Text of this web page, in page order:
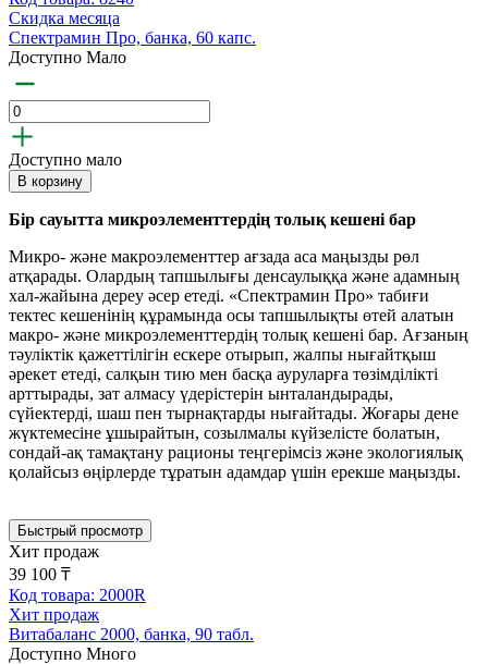
Скидка месяца
Спектрамин Про, банка, 60 капс.
Доступно Мало
Доступно мало
В корзину
Бір сауытта микроэлементтердің толық кешені бар
Микро- және макроэлементтер ағзада аса маңызды рөл
атқарады. Олардың тапшылығы денсаулыққа және адамның
хал-жайына дереу әсер етеді. «Спектрамин Про» табиғи
тектес кешенінің құрамында осы тапшылықты өтей алатын
макро- және микроэлементтердің толық кешені бар. Ағзаның
тәуліктік қажеттілігін ескере отырып, жалпы нығайтқыш
әрекет етеді, салқын тию мен басқа ауруларға төзімділікті
арттырады, зат алмасу үдерістерін ынталандырады,
сүйектерді, шаш пен тырнақтарды нығайтады. Жоғары дене
жүктемесіне ұшырайтын, созылмалы күйзелісте болатын,
сондай-ақ тамақтану рационы теңгерімсіз және экологиялық
қолайсыз өңірлерде тұратын адамдар үшін ерекше маңызды.
Быстрый просмотр
Хит продаж
39 100 ₸
Код товара: 2000R
Хит продаж
Витабаланс 2000, банка, 90 табл.
Доступно Много